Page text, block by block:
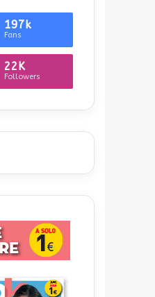
197k
Fans
22K
Followers